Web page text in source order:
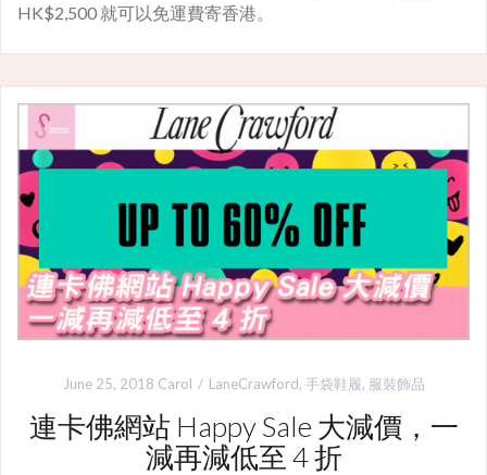
HK$2,500 就可以免運費寄香港。
June 25, 2018 Carol LaneCrawford, 手袋鞋履, 服裝飾品
連卡佛網站 Happy Sale 大減價，一
減再減低至 4 折